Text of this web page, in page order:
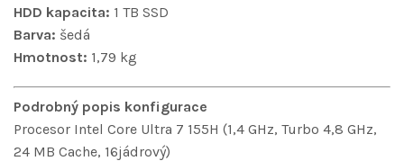
HDD kapacita: 1 TB SSD
Barva: šedá
Hmotnost: 1,79 kg
Podrobný popis konfigurace
Procesor Intel Core Ultra 7 155H (1,4 GHz, Turbo 4,8 GHz,
24 MB Cache, 16jádrový)